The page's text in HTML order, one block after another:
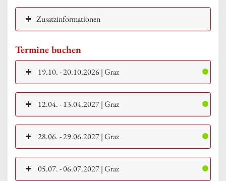
Zusatzinformationen
Termine buchen
19.10. - 20.10.2026 | Graz
12.04. - 13.04.2027 | Graz
28.06. - 29.06.2027 | Graz
05.07. - 06.07.2027 | Graz